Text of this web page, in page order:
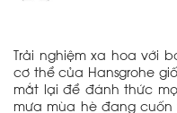
Trải nghiệm xa hoa với
cơ thể của Hansgrohe
mắt lại để đánh thức
mưa mùa hè đang